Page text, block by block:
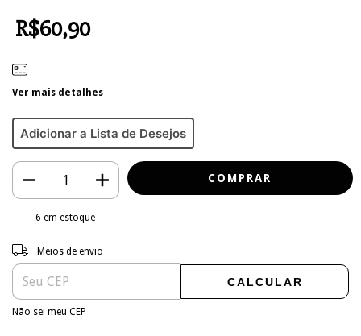
R$60,90
Ver mais detalhes
Adicionar a Lista de Desejos
6 em estoque
Entregas para o CEP:
Meios de envio
CALCULAR
Não sei meu CEP